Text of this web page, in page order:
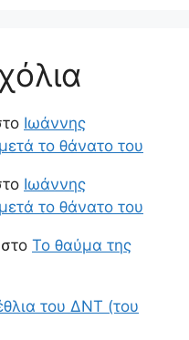
Ιωάννης
το θάνατο του
Ιωάννης
το θάνατο του
στο Το θαύμα της
του ΔΝΤ (του